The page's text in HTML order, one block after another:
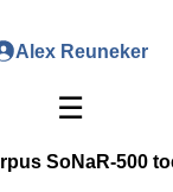
Alex Reuneker
☰
SoNaR-500